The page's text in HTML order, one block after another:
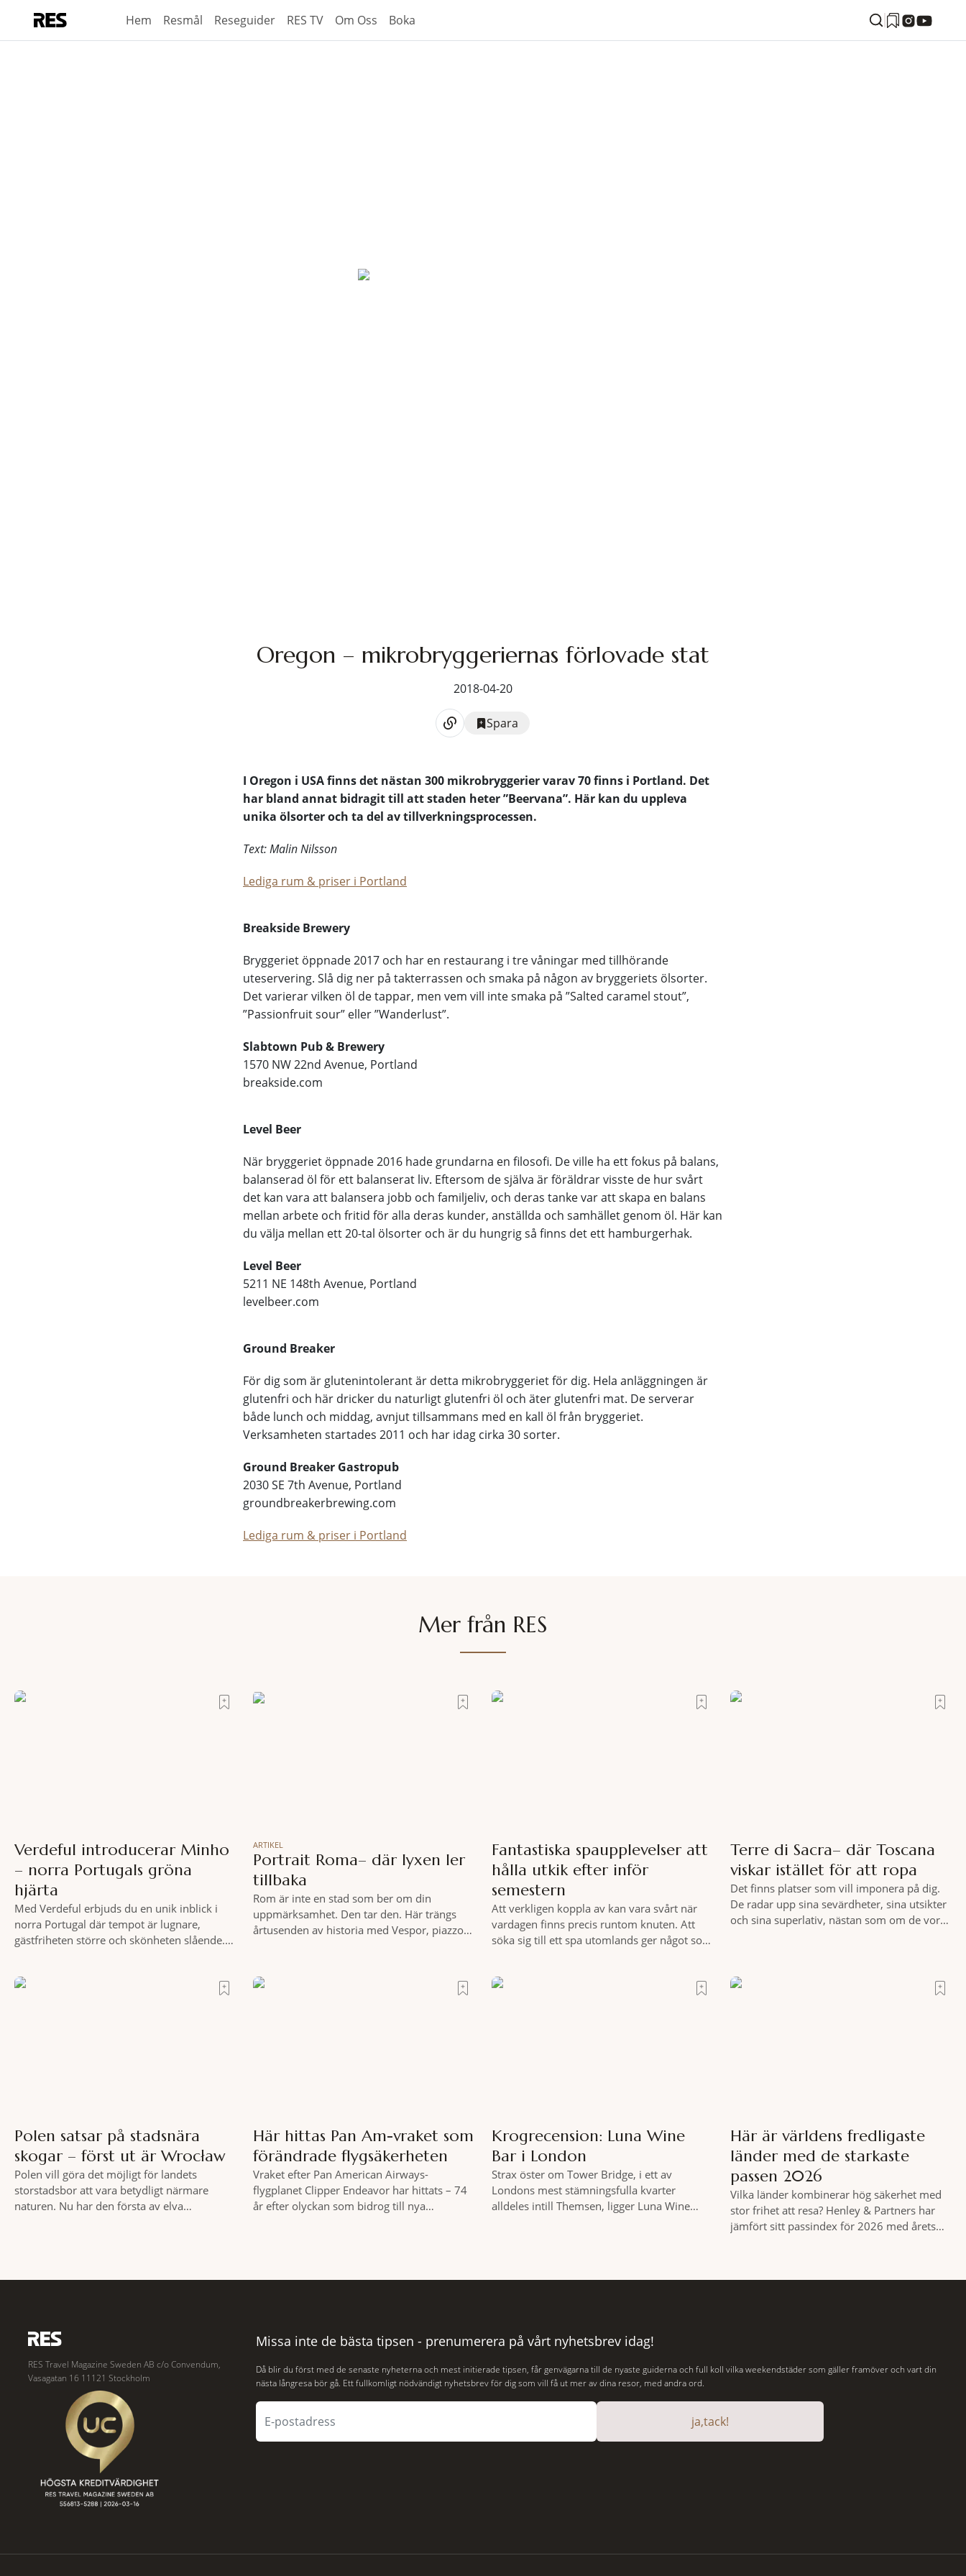
Hem Resmål Reseguider RES TV Om Oss Boka
Oregon – mikrobryggeriernas förlovade stat
2018-04-20
Spara
I Oregon i USA finns det nästan 300 mikrobryggerier varav 70 finns i Portland. Det
har bland annat bidragit till att staden heter ”Beervana”. Här kan du uppleva
unika ölsorter och ta del av tillverkningsprocessen.
Text: Malin Nilsson
Lediga rum & priser i Portland
Breakside Brewery
Bryggeriet öppnade 2017 och har en restaurang i tre våningar med tillhörande
uteservering. Slå dig ner på takterrassen och smaka på någon av bryggeriets ölsorter.
Det varierar vilken öl de tappar, men vem vill inte smaka på ”Salted caramel stout”,
”Passionfruit sour” eller ”Wanderlust”.
Slabtown Pub & Brewery
1570 NW 22nd Avenue, Portland
breakside.com
Level Beer
När bryggeriet öppnade 2016 hade grundarna en filosofi. De ville ha ett fokus på balans,
balanserad öl för ett balanserat liv. Eftersom de själva är föräldrar visste de hur svårt
det kan vara att balansera jobb och familjeliv, och deras tanke var att skapa en balans
mellan arbete och fritid för alla deras kunder, anställda och samhället genom öl. Här kan
du välja mellan ett 20-tal ölsorter och är du hungrig så finns det ett hamburgerhak.
Level Beer
5211 NE 148th Avenue, Portland
levelbeer.com
Ground Breaker
För dig som är glutenintolerant är detta mikrobryggeriet för dig. Hela anläggningen är
glutenfri och här dricker du naturligt glutenfri öl och äter glutenfri mat. De serverar
både lunch och middag, avnjut tillsammans med en kall öl från bryggeriet.
Verksamheten startades 2011 och har idag cirka 30 sorter.
Ground Breaker Gastropub
2030 SE 7th Avenue, Portland
groundbreakerbrewing.com
Lediga rum & priser i Portland
Mer från RES
Verdeful introducerar Minho
– norra Portugals gröna
hjärta
Med Verdeful erbjuds du en unik inblick i
norra Portugal där tempot är lugnare,
gästfriheten större och skönheten slående.
bakgrund, upplever du regionen på bästa
ARTIKEL
Portrait Roma– där lyxen ler
tillbaka
Rom är inte en stad som ber om din
uppmärksamhet. Den tar den. Här trängs
årtusenden av historia med Vespor, piazzor
från Spanska trappan, gömmer sig Portrait
Roma – ett hotell som lyckas med den smått
Fantastiska spaupplevelser att
hålla utkik efter inför
semestern
Att verkligen koppla av kan vara svårt när
vardagen finns precis runtom knuten. Att
söka sig till ett spa utomlands ger något som
där tillståndet av lugn och harmoni. I en
Terre di Sacra– där Toscana
viskar istället för att ropa
Det finns platser som vill imponera på dig.
De radar upp sina sevärdheter, sina utsikter
och sina superlativ, nästan som om de vore
upptäckt. Jag befinner mig
Polen satsar på stadsnära
skogar – först ut är Wrocław
Polen vill göra det möjligt för landets
storstadsbor att vara betydligt närmare
naturen. Nu har den första av elva
Här hittas Pan Am-vraket som
förändrade flygsäkerheten
Vraket efter Pan American Airways-
flygplanet Clipper Endeavor har hittats – 74
år efter olyckan som bidrog till nya
Krogrecension: Luna Wine
Bar i London
Strax öster om Tower Bridge, i ett av
Londons mest stämningsfulla kvarter
alldeles intill Themsen, ligger Luna Wine
Här är världens fredligaste
länder med de starkaste
passen 2026
Vilka länder kombinerar hög säkerhet med
stor frihet att resa? Henley & Partners har
jämfört sitt passindex för 2026 med årets
RES Travel Magazine Sweden AB c/o Convendum,
Vasagatan 16 11121 Stockholm
Missa inte de bästa tipsen - prenumerera på vårt nyhetsbrev idag!
Då blir du först med de senaste nyheterna och mest initierade tipsen, får genvägarna till de nyaste guiderna och full koll vilka weekendstäder som gäller framöver och vart din
nästa långresa bör gå. Ett fullkomligt nödvändigt nyhetsbrev för dig som vill få ut mer av dina resor, med andra ord.
ja,tack!